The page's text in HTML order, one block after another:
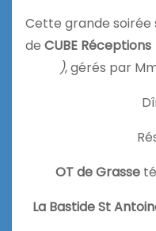
Cette grande soirée
de CUBE Réceptions
), gérés par
OT de Grasse
La Bastide St